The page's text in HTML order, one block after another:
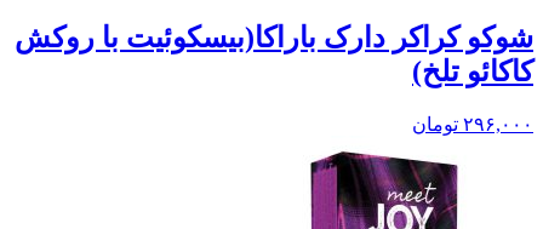
شوکو کراکر دارک باراکا(بيسکوئيت با روکش
کاکائو تلخ)
۲۹۶,۰۰۰ تومان